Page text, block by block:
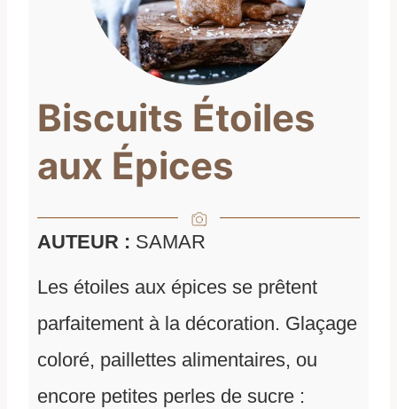
Biscuits Étoiles
aux Épices
AUTEUR : SAMAR
Les étoiles aux épices se prêtent
parfaitement à la décoration. Glaçage
coloré, paillettes alimentaires, ou
encore petites perles de sucre :